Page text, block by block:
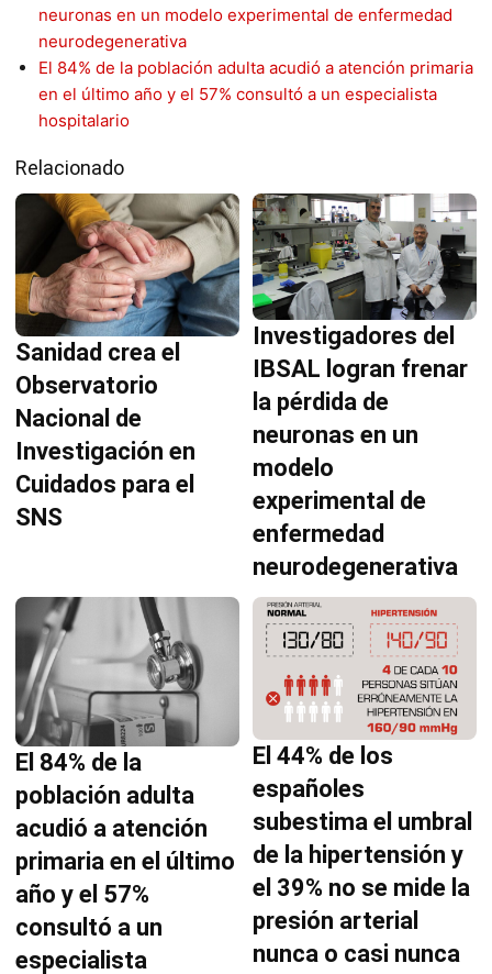
neuronas en un modelo experimental de enfermedad
neurodegenerativa
El 84% de la población adulta acudió a atención primaria
en el último año y el 57% consultó a un especialista
hospitalario
Relacionado
Sanidad crea el
Observatorio
Nacional de
Investigación en
Cuidados para el
SNS
Investigadores del
IBSAL logran frenar
la pérdida de
neuronas en un
modelo
experimental de
enfermedad
neurodegenerativa
El 84% de la
población adulta
acudió a atención
primaria en el último
año y el 57%
consultó a un
especialista
El 44% de los
españoles
subestima el umbral
de la hipertensión y
el 39% no se mide la
presión arterial
nunca o casi nunca